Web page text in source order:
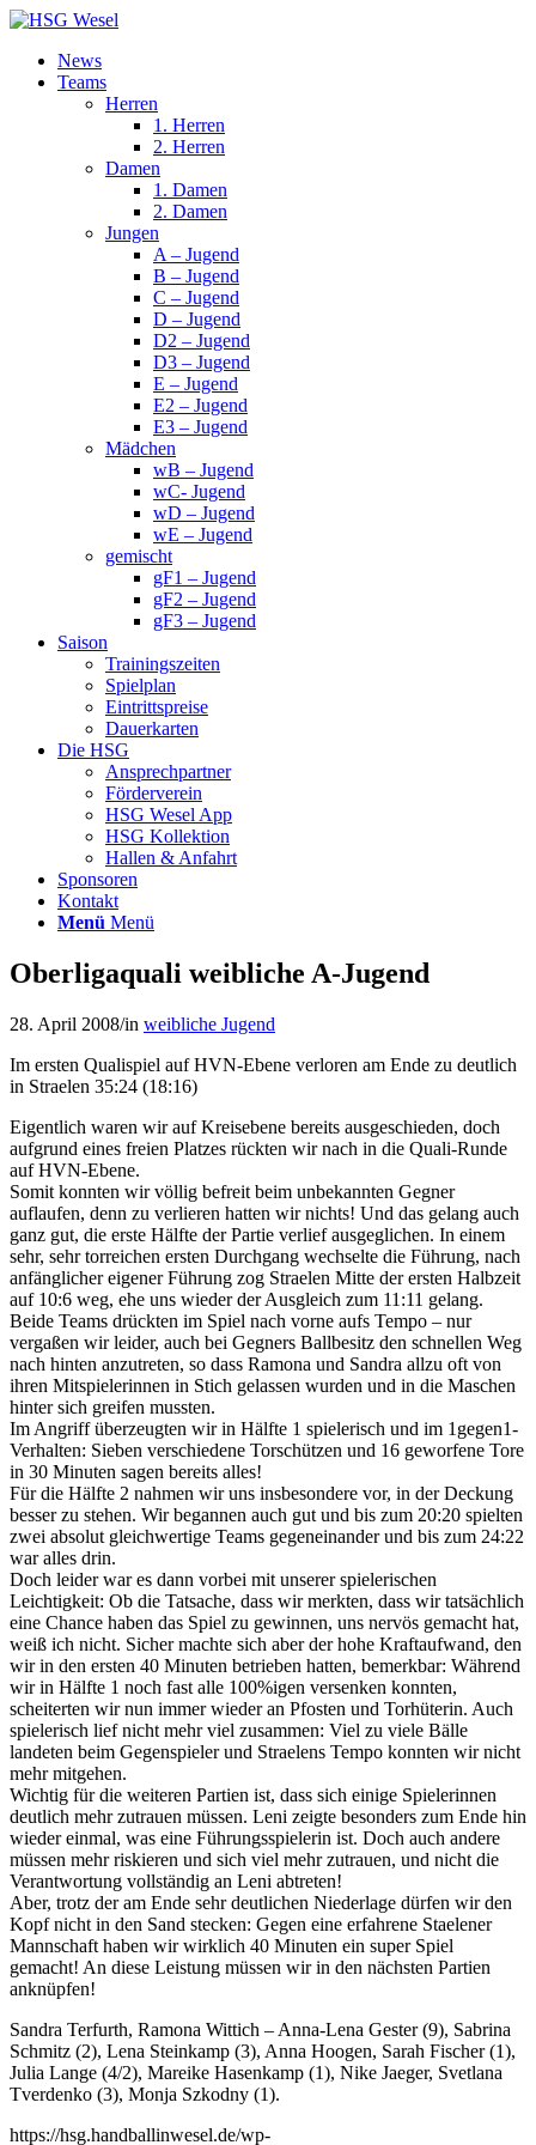
News
Teams
Herren
1. Herren
2. Herren
Damen
1. Damen
2. Damen
Jungen
A – Jugend
B – Jugend
C – Jugend
D – Jugend
D2 – Jugend
D3 – Jugend
E – Jugend
E2 – Jugend
E3 – Jugend
Mädchen
wB – Jugend
wC- Jugend
wD – Jugend
wE – Jugend
gemischt
gF1 – Jugend
gF2 – Jugend
gF3 – Jugend
Saison
Trainingszeiten
Spielplan
Eintrittspreise
Dauerkarten
Die HSG
Ansprechpartner
Förderverein
HSG Wesel App
HSG Kollektion
Hallen & Anfahrt
Sponsoren
Kontakt
Menü Menü
Oberligaquali weibliche A-Jugend
28. April 2008/in weibliche Jugend
Im ersten Qualispiel auf HVN-Ebene verloren am Ende zu deutlich
in Straelen 35:24 (18:16)
Eigentlich waren wir auf Kreisebene bereits ausgeschieden, doch
aufgrund eines freien Platzes rückten wir nach in die Quali-Runde
auf HVN-Ebene.
Somit konnten wir völlig befreit beim unbekannten Gegner
auflaufen, denn zu verlieren hatten wir nichts! Und das gelang auch
ganz gut, die erste Hälfte der Partie verlief ausgeglichen. In einem
sehr, sehr torreichen ersten Durchgang wechselte die Führung, nach
anfänglicher eigener Führung zog Straelen Mitte der ersten Halbzeit
auf 10:6 weg, ehe uns wieder der Ausgleich zum 11:11 gelang.
Beide Teams drückten im Spiel nach vorne aufs Tempo – nur
vergaßen wir leider, auch bei Gegners Ballbesitz den schnellen Weg
nach hinten anzutreten, so dass Ramona und Sandra allzu oft von
ihren Mitspielerinnen in Stich gelassen wurden und in die Maschen
hinter sich greifen mussten.
Im Angriff überzeugten wir in Hälfte 1 spielerisch und im 1gegen1-
Verhalten: Sieben verschiedene Torschützen und 16 geworfene Tore
in 30 Minuten sagen bereits alles!
Für die Hälfte 2 nahmen wir uns insbesondere vor, in der Deckung
besser zu stehen. Wir begannen auch gut und bis zum 20:20 spielten
zwei absolut gleichwertige Teams gegeneinander und bis zum 24:22
war alles drin.
Doch leider war es dann vorbei mit unserer spielerischen
Leichtigkeit: Ob die Tatsache, dass wir merkten, dass wir tatsächlich
eine Chance haben das Spiel zu gewinnen, uns nervös gemacht hat,
weiß ich nicht. Sicher machte sich aber der hohe Kraftaufwand, den
wir in den ersten 40 Minuten betrieben hatten, bemerkbar: Während
wir in Hälfte 1 noch fast alle 100%igen versenken konnten,
scheiterten wir nun immer wieder an Pfosten und Torhüterin. Auch
spielerisch lief nicht mehr viel zusammen: Viel zu viele Bälle
landeten beim Gegenspieler und Straelens Tempo konnten wir nicht
mehr mitgehen.
Wichtig für die weiteren Partien ist, dass sich einige Spielerinnen
deutlich mehr zutrauen müssen. Leni zeigte besonders zum Ende hin
wieder einmal, was eine Führungsspielerin ist. Doch auch andere
müssen mehr riskieren und sich viel mehr zutrauen, und nicht die
Verantwortung vollständig an Leni abtreten!
Aber, trotz der am Ende sehr deutlichen Niederlage dürfen wir den
Kopf nicht in den Sand stecken: Gegen eine erfahrene Staelener
Mannschaft haben wir wirklich 40 Minuten ein super Spiel
gemacht! An diese Leistung müssen wir in den nächsten Partien
anknüpfen!
Sandra Terfurth, Ramona Wittich – Anna-Lena Gester (9), Sabrina
Schmitz (2), Lena Steinkamp (3), Anna Hoogen, Sarah Fischer (1),
Julia Lange (4/2), Mareike Hasenkamp (1), Nike Jaeger, Svetlana
Tverdenko (3), Monja Szkodny (1).
https://hsg.handballinwesel.de/wp-